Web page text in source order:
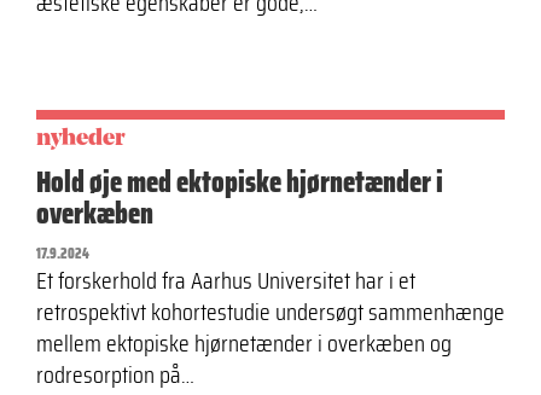
nyheder
Hold øje med ektopiske hjørnetænder i
overkæben
17.9.2024
Et forskerhold fra Aarhus Universitet har i et
retrospektivt kohortestudie undersøgt sammenhænge
mellem ektopiske hjørnetænder i overkæben og
rodresorption på…